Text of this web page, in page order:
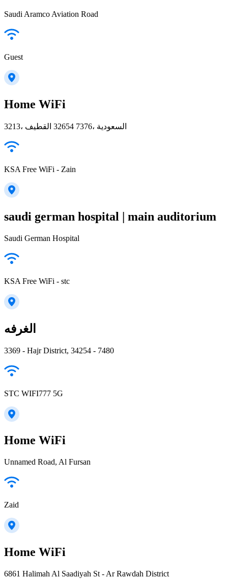
Saudi Aramco Aviation Road
Guest
Home WiFi
3213، القطيف‎ 32654 7376، السعودية
KSA Free WiFi - Zain
saudi german hospital | main auditorium
Saudi German Hospital
KSA Free WiFi - stc
الغرفه
3369 - Hajr District, 34254 - 7480
STC WIFI777 5G
Home WiFi
Unnamed Road, Al Fursan
Zaid
Home WiFi
6861 Halimah Al Saadiyah St - Ar Rawdah District